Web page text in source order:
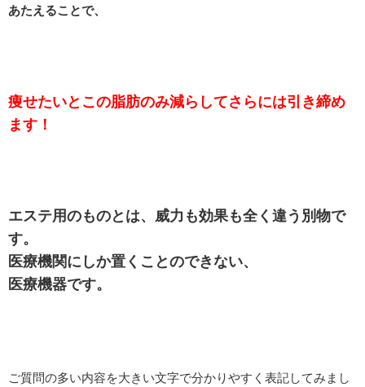
あたえることで、
痩せたいとこの脂肪のみ減らしてさらには引き締め
ます！
エステ用のものとは、威力も効果も全く違う別物で
す。
医療機関にしか置くことのできない、
医療機器です。
ご質問の多い内容を大きい文字で分かりやすく表記してみまし